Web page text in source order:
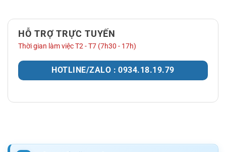
HỖ TRỢ TRỰC TUYẾN
Thời gian làm việc T2 - T7 (7h30 - 17h)
HOTLINE/ZALO : 0934.18.19.79